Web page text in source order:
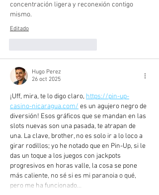
concentración ligera y reconexión contigo
mismo.
Editado
Hugo Perez
26 oct 2025
¡Uff, mira, te lo digo claro, https://pin-up-
casino-nicaragua.com/ es un agujero negro de
diversión! Esos gráficos que se mandan en las
slots nuevas son una pasada, te atrapan de
una. La clave, brother, no es solo ir a lo loco a
girar rodillos; yo he notado que en Pin-Up, si le
das un toque a los juegos con jackpots
progresivos en horas valle, la cosa se pone
más caliente, no sé si es mi paranoia o qué,
pero me ha funcionado…